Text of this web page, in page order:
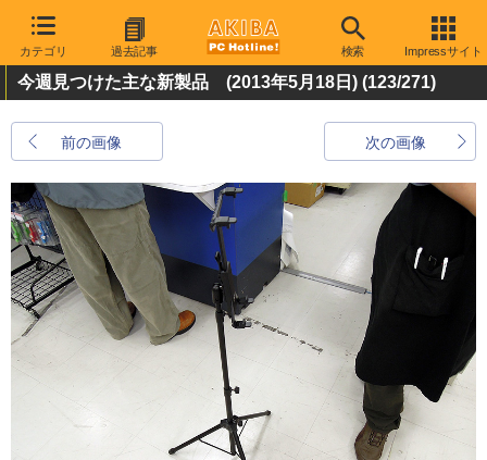
カテゴリ 過去記事 検索 Impressサイト
今週見つけた主な新製品 (2013年5月18日) (123/271)
前の画像 次の画像